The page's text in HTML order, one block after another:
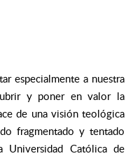
especialmente a nuestra
y poner en valor la
de una visión teológica
fragmentado y tentado
Universidad Católica de